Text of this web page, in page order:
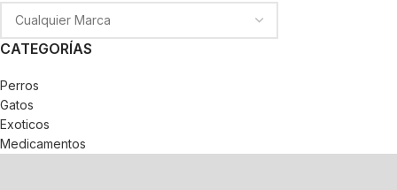
CATEGORÍAS
Perros
Gatos
Exoticos
Medicamentos